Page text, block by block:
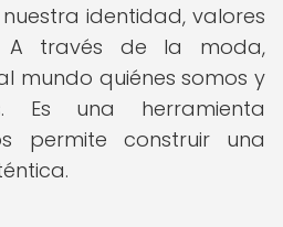
identidad, valores
través de la moda,
mundo quiénes somos y
Es una herramienta
permite construir una